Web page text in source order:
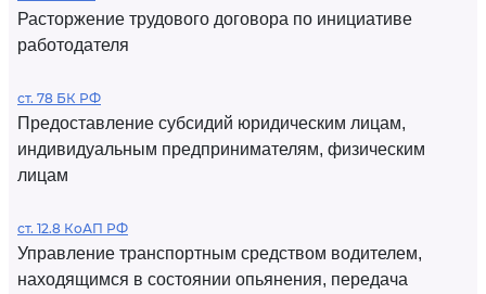
Расторжение трудового договора по инициативе
работодателя
ст. 78 БК РФ
Предоставление субсидий юридическим лицам,
индивидуальным предпринимателям, физическим
лицам
ст. 12.8 КоАП РФ
Управление транспортным средством водителем,
находящимся в состоянии опьянения, передача